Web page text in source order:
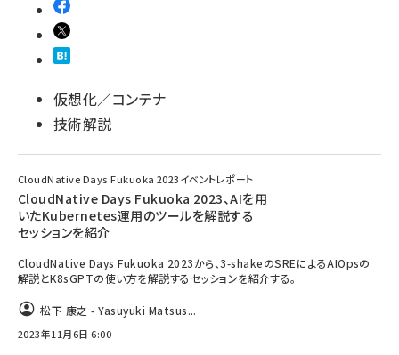
仮想化／コンテナ
技術解説
CloudNative Days Fukuoka 2023イベントレポート
CloudNative Days Fukuoka 2023、AIを用
いたKubernetes運用のツールを解説する
セッションを紹介
CloudNative Days Fukuoka 2023から、3-shakeのSREによるAIOpsの
解説とK8sGPTの使い方を解説するセッションを紹介する。
松下 康之 - Yasuyuki Matsus...
2023年11月6日 6:00